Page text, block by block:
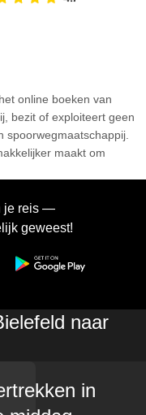
online boeken van
bezit of exploiteert geen
spoorwegmaatschappij.
maakt om
je reis —
geweest!
naar
in